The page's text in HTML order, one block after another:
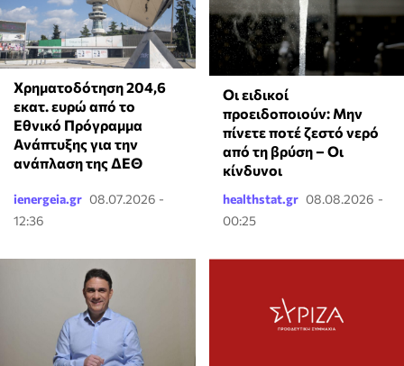
Χρηματοδότηση 204,6
εκατ. ευρώ από το
Εθνικό Πρόγραμμα
Ανάπτυξης για την
ανάπλαση της ΔΕΘ
ienergeia.gr 08.07.2026 -
12:36
Οι ειδικοί
προειδοποιούν: Μην
πίνετε ποτέ ζεστό νερό
από τη βρύση – Οι
κίνδυνοι
healthstat.gr 08.08.2026 -
00:25